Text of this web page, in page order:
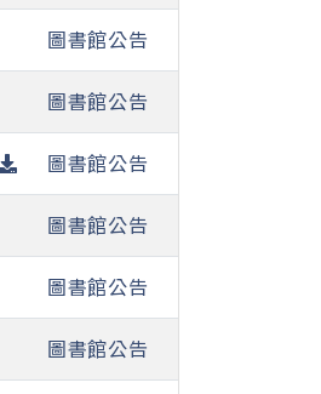
圖書館公告
圖書館公告
圖書館公告
圖書館公告
圖書館公告
圖書館公告